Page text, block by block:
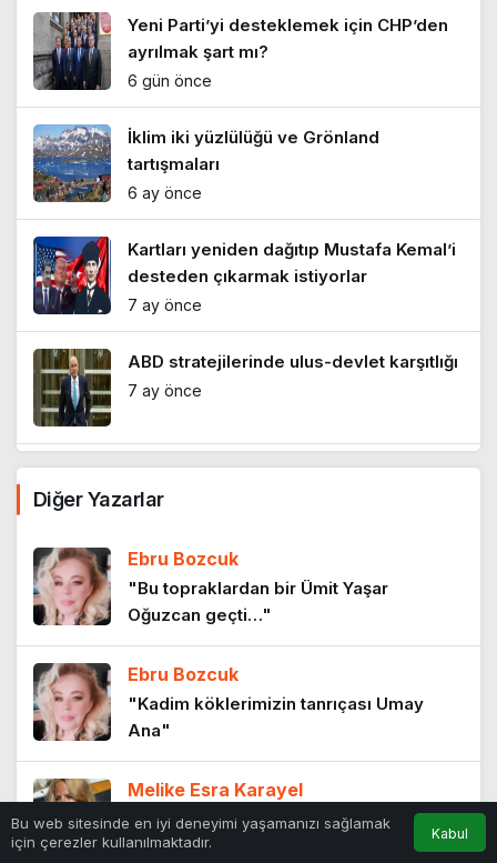
Yeni Parti’yi desteklemek için CHP’den
ayrılmak şart mı?
6 gün önce
İklim iki yüzlülüğü ve Grönland
tartışmaları
6 ay önce
Kartları yeniden dağıtıp Mustafa Kemal’i
desteden çıkarmak istiyorlar
7 ay önce
ABD stratejilerinde ulus-devlet karşıtlığı
7 ay önce
Atatürk: Kuramsalcı bir siyasal düşünür
9 ay önce
Cumhuriyet teorisi
9 ay önce
Doğu, Batı, Oryantalizm ve Goethe
10 ay önce
11 ay önce
Diğer Yazarlar
Ebru Bozcuk
"Bu topraklardan bir Ümit Yaşar
Oğuzcan geçti…"
Ebru Bozcuk
"Kadim köklerimizin tanrıçası Umay
Ana"
Melike Esra Karayel
"Denizciliğin yeni rotası: İnsan odaklı bir
gelecek"
Bu web sitesinde en iyi deneyimi yaşamanızı sağlamak
için çerezler kullanılmaktadır.
Kabul